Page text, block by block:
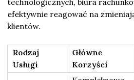
efektywnie reagować na
klientów.
Rodzaj
Usługi
Główne
Korzyści